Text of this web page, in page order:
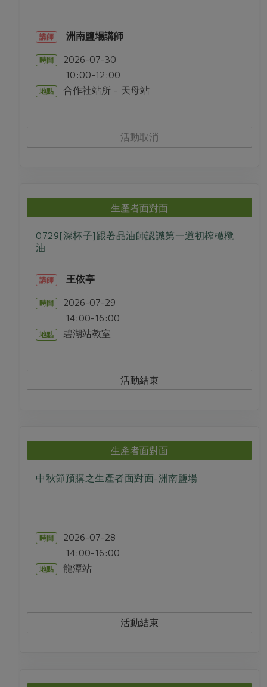
講師 洲南鹽場講師
時間 2026-07-30
10:00-12:00
地點 合作社站所 - 天母站
活動取消
生產者面對面
0729[深杯子]跟著品油師認識第一道初榨橄欖
油
講師 王依亭
時間 2026-07-29
14:00-16:00
地點 碧湖站教室
活動結束
生產者面對面
中秋節預購之生產者面對面-洲南鹽場
時間 2026-07-28
14:00-16:00
地點 龍潭站
活動結束